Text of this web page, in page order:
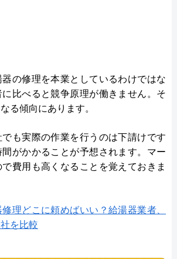
の修理を本業としているわけではな
比べると競争原理が働きません。そ
る傾向にあります。
も実際の作業を行うのは下請けです
がかかることが予想されます。マー
費用も高くなることを覚えておきま
理どこに頼めばいい？給湯器業者、
を比較